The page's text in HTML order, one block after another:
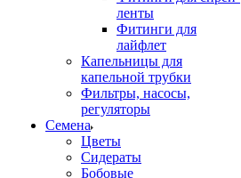
ленты
Фитинги для
лайфлет
Капельницы для
капельной трубки
Фильтры, насосы,
регуляторы
Семена
Цветы
Сидераты
Бобовые